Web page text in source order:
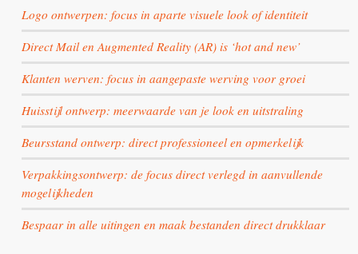
Logo ontwerpen: focus in aparte visuele look of identiteit
Direct Mail en Augmented Reality (AR) is ‘hot and new’
Klanten werven: focus in aangepaste werving voor groei
Huisstijl ontwerp: meerwaarde van je look en uitstraling
Beursstand ontwerp: direct professioneel en opmerkelijk
Verpakkingsontwerp: de focus direct verlegd in aanvullende
mogelijkheden
Bespaar in alle uitingen en maak bestanden direct drukklaar